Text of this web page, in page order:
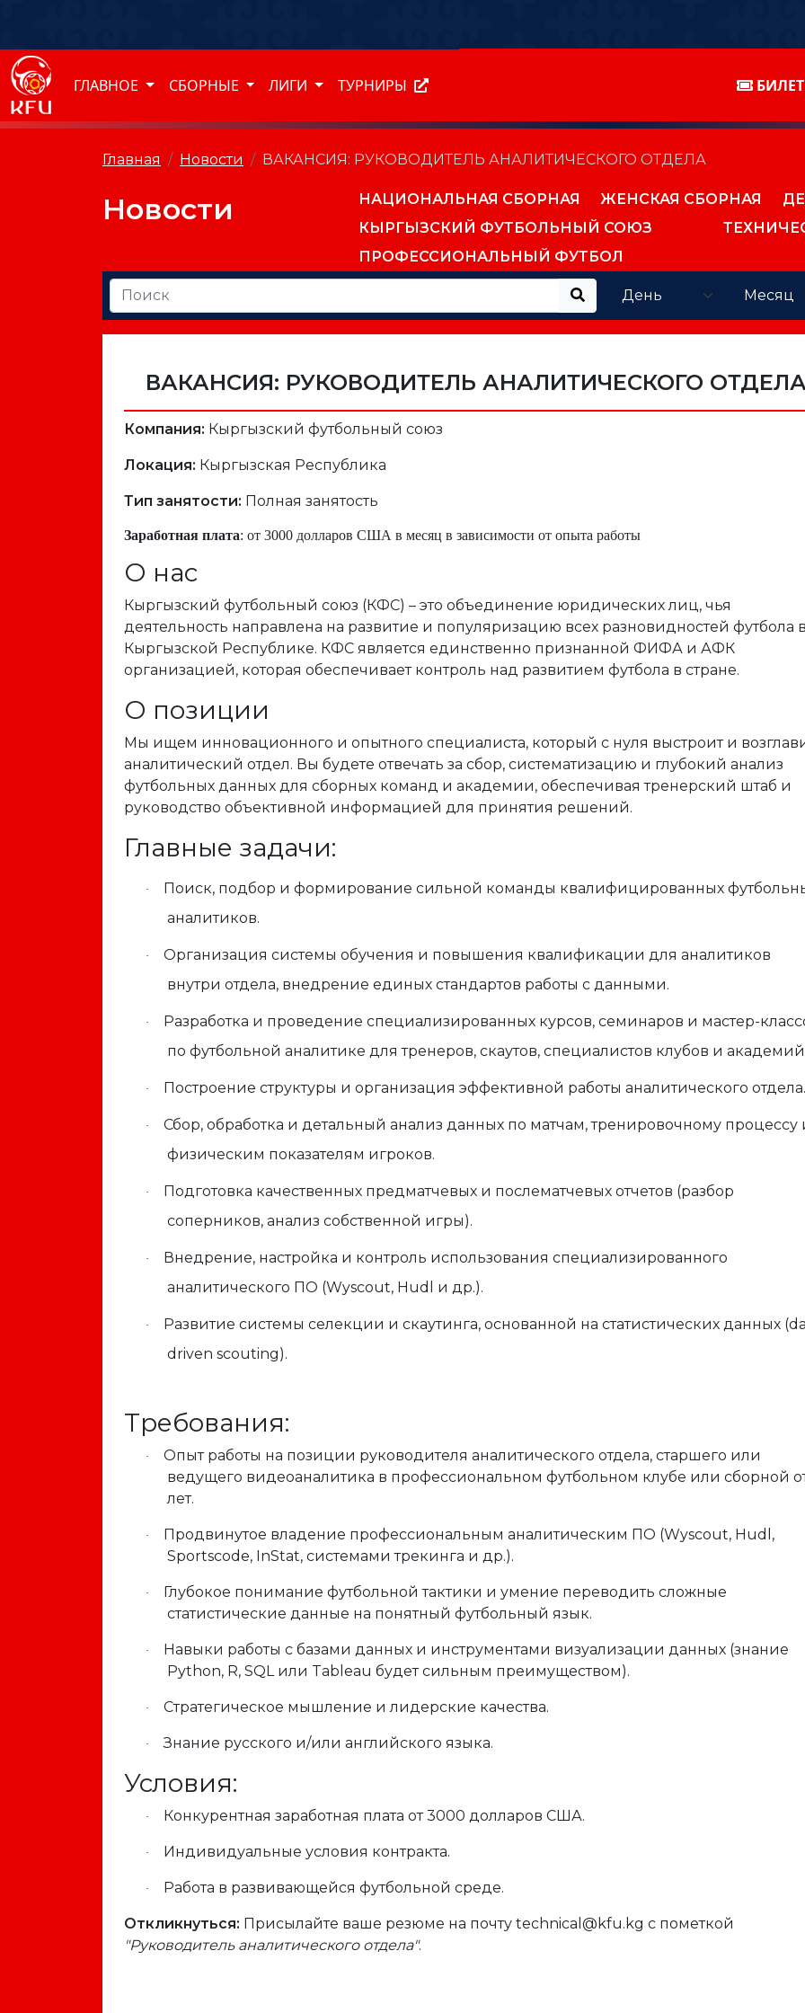
ГЛАВНОЕ СБОРНЫЕ ЛИГИ ТУРНИРЫ
Главная Новости ВАКАНСИЯ: РУКОВОДИТЕЛЬ АНАЛИТИЧЕСКОГО ОТДЕЛА
Новости НАЦИОНАЛЬНАЯ СБОРНАЯ ЖЕНСКАЯ СБОРНАЯ
КЫРГЫЗСКИЙ ФУТБОЛЬНЫЙ СОЮЗ
ПРОФЕССИОНАЛЬНЫЙ ФУТБОЛ
ВАКАНСИЯ: РУКОВОДИТЕЛЬ АНАЛИТИЧЕСКОГО
Компания: Кыргызский футбольный союз
Локация: Кыргызская Республика
Тип занятости: Полная занятость
Заработная плата: от 3000 долларов США в месяц в зависимости от опыта работы
О нас
Кыргызский футбольный союз (КФС) – это объединение юридических лиц, чья
деятельность направлена на развитие и популяризацию всех разновидностей футбола
Кыргызской Республике. КФС является единственно признанной ФИФА и АФК
организацией, которая обеспечивает контроль над развитием футбола в стране.
О позиции
Мы ищем инновационного и опытного специалиста, который с нуля выстроит и
аналитический отдел. Вы будете отвечать за сбор, систематизацию и глубокий анализ
футбольных данных для сборных команд и академии, обеспечивая тренерский штаб и
руководство объективной информацией для принятия решений.
Главные задачи:
·
Поиск, подбор и формирование сильной команды квалифицированных
аналитиков.
·
Организация системы обучения и повышения квалификации для аналитиков
внутри отдела, внедрение единых стандартов работы с данными.
·
Разработка и проведение специализированных курсов, семинаров и мастер-
по футбольной аналитике для тренеров, скаутов, специалистов клубов и
· Построение структуры и организация эффективной работы аналитического отдела.
·
Сбор, обработка и детальный анализ данных по матчам, тренировочному процессу
физическим показателям игроков.
·
Подготовка качественных предматчевых и послематчевых отчетов (разбор
соперников, анализ собственной игры).
·
Внедрение, настройка и контроль использования специализированного
аналитического ПО (Wyscout, Hudl и др.).
·
Развитие системы селекции и скаутинга, основанной на статистических данных
driven scouting).
Требования:
·
Опыт работы на позиции руководителя аналитического отдела, старшего или
ведущего видеоаналитика в профессиональном футбольном клубе или сборной
лет.
·
Продвинутое владение профессиональным аналитическим ПО (Wyscout, Hudl,
Sportscode, InStat, системами трекинга и др.).
·
Глубокое понимание футбольной тактики и умение переводить сложные
статистические данные на понятный футбольный язык.
·
Навыки работы с базами данных и инструментами визуализации данных (знание
Python, R, SQL или Tableau будет сильным преимуществом).
· Стратегическое мышление и лидерские качества.
· Знание русского и/или английского языка.
Условия:
· Конкурентная заработная плата от 3000 долларов США.
· Индивидуальные условия контракта.
· Работа в развивающейся футбольной среде.
Откликнуться: Присылайте ваше резюме на почту technical@kfu.kg с пометкой
"Руководитель аналитического отдела".